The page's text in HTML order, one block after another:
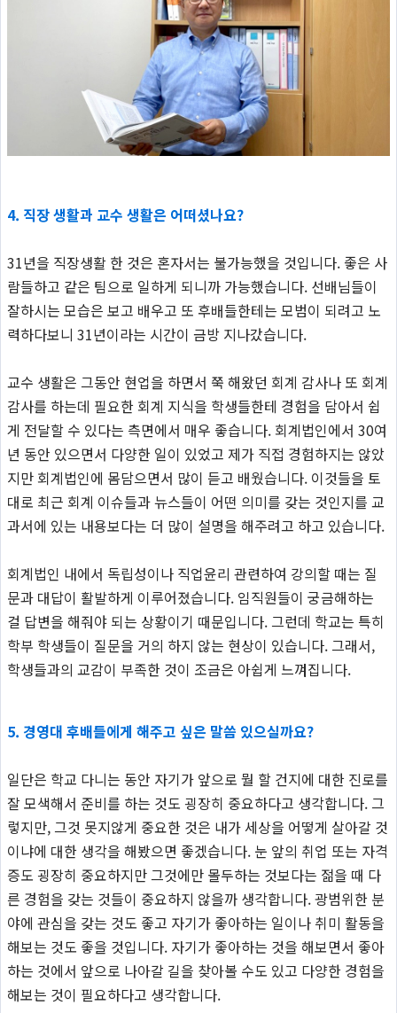
4. 직장 생활과 교수 생활은 어떠셨나요?
31년을 직장생활 한 것은 혼자서는 불가능했을 것입니다. 좋은 사
람들하고 같은 팀으로 일하게 되니까 가능했습니다. 선배님들이
잘하시는 모습은 보고 배우고 또 후배들한테는 모범이 되려고 노
력하다보니 31년이라는 시간이 금방 지나갔습니다.
교수 생활은 그동안 현업을 하면서 쭉 해왔던 회계 감사나 또 회계
감사를 하는데 필요한 회계 지식을 학생들한테 경험을 담아서 쉽
게 전달할 수 있다는 측면에서 매우 좋습니다. 회계법인에서 30여
년 동안 있으면서 다양한 일이 있었고 제가 직접 경험하지는 않았
지만 회계법인에 몸담으면서 많이 듣고 배웠습니다. 이것들을 토
대로 최근 회계 이슈들과 뉴스들이 어떤 의미를 갖는 것인지를 교
과서에 있는 내용보다는 더 많이 설명을 해주려고 하고 있습니다.
회계법인 내에서 독립성이나 직업윤리 관련하여 강의할 때는 질
문과 대답이 활발하게 이루어졌습니다. 임직원들이 궁금해하는
걸 답변을 해줘야 되는 상황이기 때문입니다. 그런데 학교는 특히
학부 학생들이 질문을 거의 하지 않는 현상이 있습니다. 그래서,
학생들과의 교감이 부족한 것이 조금은 아쉽게 느껴집니다.
5. 경영대 후배들에게 해주고 싶은 말씀 있으실까요?
일단은 학교 다니는 동안 자기가 앞으로 뭘 할 건지에 대한 진로를
잘 모색해서 준비를 하는 것도 굉장히 중요하다고 생각합니다. 그
렇지만, 그것 못지않게 중요한 것은 내가 세상을 어떻게 살아갈 것
이냐에 대한 생각을 해봤으면 좋겠습니다. 눈 앞의 취업 또는 자격
증도 굉장히 중요하지만 그것에만 몰두하는 것보다는 젊을 때 다
른 경험을 갖는 것들이 중요하지 않을까 생각합니다. 광범위한 분
야에 관심을 갖는 것도 좋고 자기가 좋아하는 일이나 취미 활동을
해보는 것도 좋을 것입니다. 자기가 좋아하는 것을 해보면서 좋아
하는 것에서 앞으로 나아갈 길을 찾아볼 수도 있고 다양한 경험을
해보는 것이 필요하다고 생각합니다.